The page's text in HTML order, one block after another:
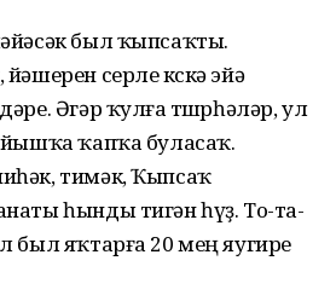
был ҡыпсаҡты.
серле көскә эйә
Әгәр ҡулға төшөрһәләр, ул
ҡапҡа буласаҡ.
тимәк, Ҡыпсаҡ
һынды тигән һүҙ. То-та-
яҡтарға 20 мең яугире